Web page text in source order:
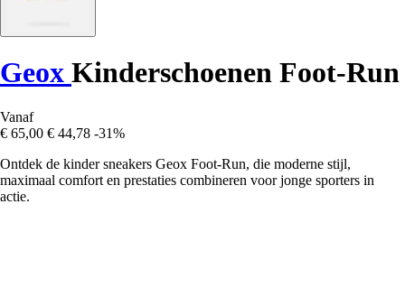
Geox Kinderschoenen Foot-Run
Vanaf
€ 65,00 € 44,78 -31%
Ontdek de kinder sneakers Geox Foot-Run, die moderne stijl,
maximaal comfort en prestaties combineren voor jonge sporters in
actie.